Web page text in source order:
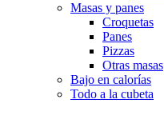
Masas y panes
Croquetas
Panes
Pizzas
Otras masas
Bajo en calorías
Todo a la cubeta